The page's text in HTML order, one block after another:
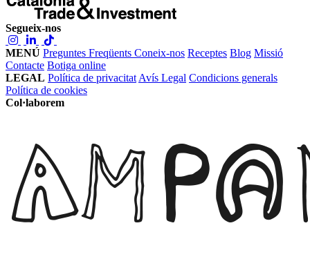
Segueix-nos
MENÚ Preguntes Freqüents Coneix-nos Receptes Blog Missió
Contacte Botiga online
LEGAL Política de privacitat Avís Legal Condicions generals
Política de cookies
Col·laborem